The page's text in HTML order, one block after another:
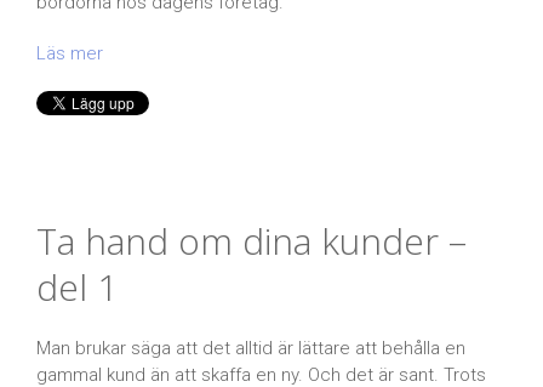
Läs mer
Ta hand om dina kunder –
del 1
Man brukar säga att det alltid är lättare att behålla en
gammal kund än att skaffa en ny. Och det är sant. Trots